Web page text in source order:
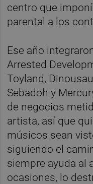
centro que
parental a los
Ese año
Arrested
Toyland,
Sebadoh y
de negocios
artista, así que
músicos sean
siguiendo el
siempre ayuda al
ocasiones, lo